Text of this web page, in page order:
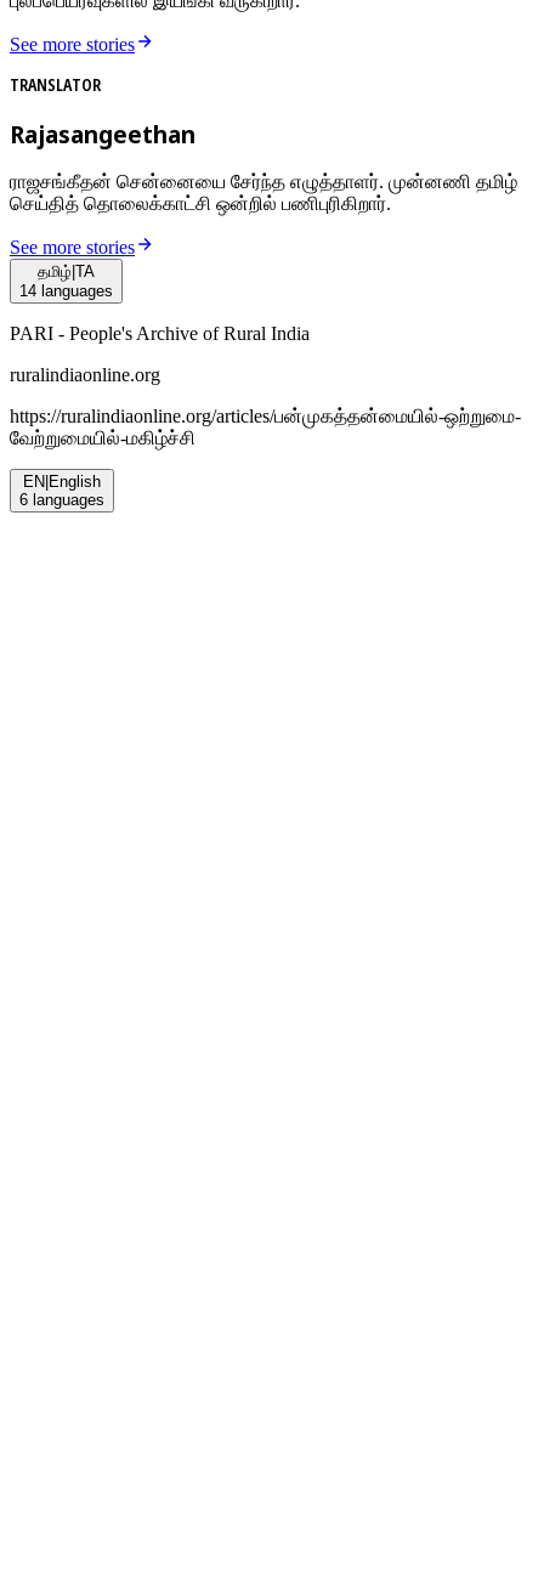
See more stories
TRANSLATOR
Rajasangeethan
ராஜசங்கீதன் சென்னையை சேர்ந்த எழுத்தாளர். முன்னணி தமிழ்
செய்தித் தொலைக்காட்சி ஒன்றில் பணிபுரிகிறார்.
See more stories
தமிழ் TA
14 languages
PARI - People's Archive of Rural India
ruralindiaonline.org
https://ruralindiaonline.org/articles/பன்முகத்தன்மையில்-ஒற்றுமை-
வேற்றுமையில்-மகிழ்ச்சி
EN English
6 languages